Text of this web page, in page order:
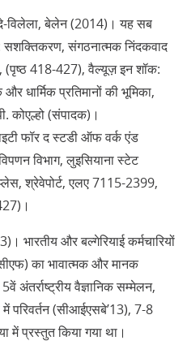
विलेला, बेलेन (2014)। यह सब
सशक्तिकरण, संगठनात्मक निंदकवाद
(पृष्ठ 418-427), वैल्यूज़ इन शॉक:
धार्मिक प्रतिमानों की भूमिका,
कोएल्हो (संपादक)।
फॉर द स्टडी ऑफ वर्क एंड
विभाग, लुइसियाना स्टेट
प्लेस, श्रेवेपोर्ट, एलए 7115-2399,
भारतीय और बल्गेरियाई कर्मचारियों
का भावात्मक और मानक
अंतर्राष्ट्रीय वैज्ञानिक सम्मेलन,
परिवर्तन (सीआईएसबे’13), 7-8
में प्रस्तुत किया गया था।